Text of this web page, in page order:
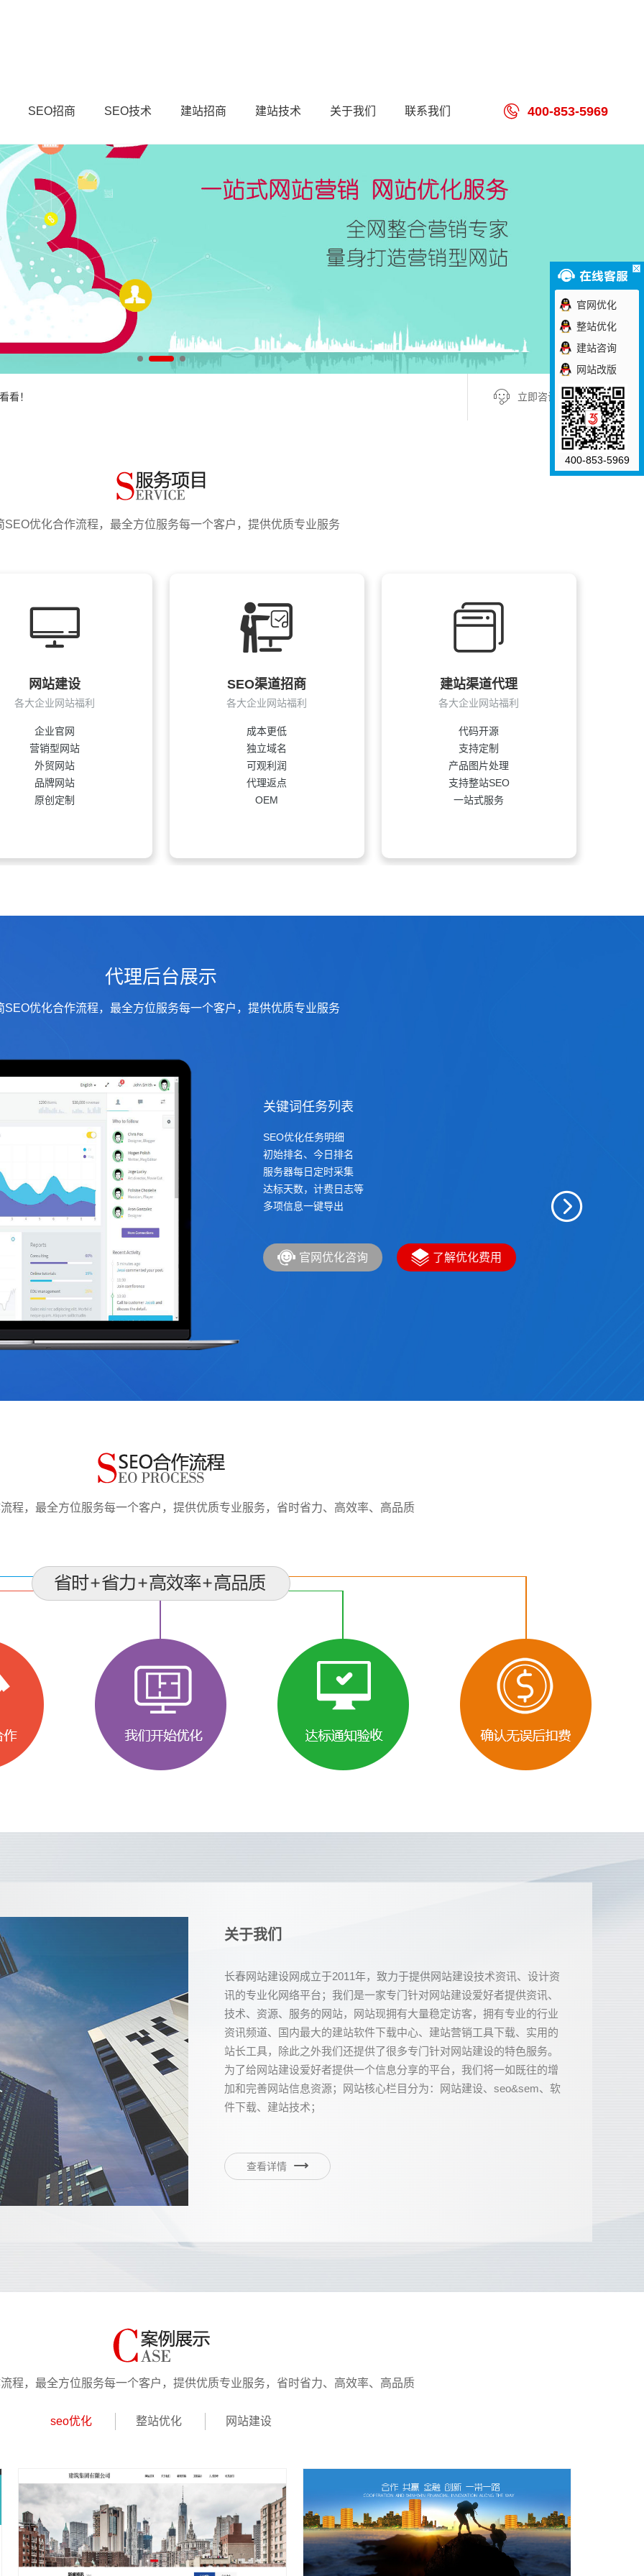
SEO招商 SEO技术 建站招商 建站技术 关于我们 联系我们 400-853-5969
姻中的问题
意什么？
立即咨询 +
SEO优化合作流程，最全方位服务每一个客户，提供优质专业服务
网站建设
各大企业网站福利
企业官网
营销型网站
外贸网站
品牌网站
原创定制
SEO渠道招商
各大企业网站福利
成本更低
独立域名
可观利润
代理返点
OEM
建站渠道代理
各大企业网站福利
代码开源
支持定制
产品图片处理
支持整站SEO
一站式服务
代理后台展示
SEO优化合作流程，最全方位服务每一个客户，提供优质专业服务
关键词任务列表
SEO优化任务明细
初始排名、今日排名
服务器每日定时采集
达标天数，计费日志等
多项信息一键导出
官网优化咨询 了解优化费用
程，最全方位服务每一个客户，提供优质专业服务，省时省力、高效率、高品质
关于我们
长春网站建设网成立于2011年，致力于提供网站建设技术资讯、设计资
讯的专业化网络平台；我们是一家专门针对网站建设爱好者提供资讯、
技术、资源、服务的网站，网站现拥有大量稳定访客，拥有专业的行业
资讯频道、国内最大的建站软件下载中心、建站营销工具下载、实用的
站长工具，除此之外我们还提供了很多专门针对网站建设的特色服务。
为了给网站建设爱好者提供一个信息分享的平台，我们将一如既往的增
加和完善网站信息资源；网站核心栏目分为：网站建设、seo&sem、软
件下载、建站技术；
查看详情
程，最全方位服务每一个客户，提供优质专业服务，省时省力、高效率、高品质
seo优化 整站优化 网站建设
官网优化
整站优化
建站咨询
网站改版
400-853-5969